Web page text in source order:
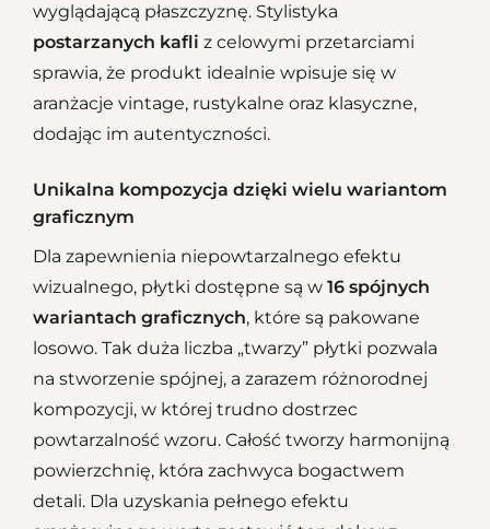
wyglądającą płaszczyznę. Stylistyka
postarzanych kafli z celowymi przetarciami
sprawia, że produkt idealnie wpisuje się w
aranżacje vintage, rustykalne oraz klasyczne,
dodając im autentyczności.
Unikalna kompozycja dzięki wielu wariantom
graficznym
Dla zapewnienia niepowtarzalnego efektu
wizualnego, płytki dostępne są w 16 spójnych
wariantach graficznych, które są pakowane
losowo. Tak duża liczba „twarzy” płytki pozwala
na stworzenie spójnej, a zarazem różnorodnej
kompozycji, w której trudno dostrzec
powtarzalność wzoru. Całość tworzy harmonijną
powierzchnię, która zachwyca bogactwem
detali. Dla uzyskania pełnego efektu